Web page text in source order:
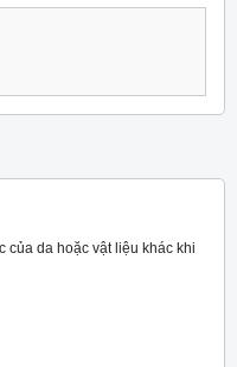
của da hoặc vật liệu khác khi